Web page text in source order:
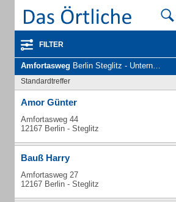
FILTER
Amfortasweg Berlin Steglitz - Unternehmen und Personen
Standardtreffer
Amor Günter
Amfortasweg 44
12167 Berlin - Steglitz
Bauß Harry
Amfortasweg 27
12167 Berlin - Steglitz